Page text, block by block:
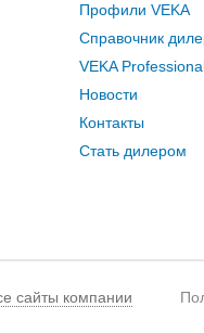
Профили VEKA
Справочник
VEKA
Новости
Контакты
Стать дилером
сайты компании